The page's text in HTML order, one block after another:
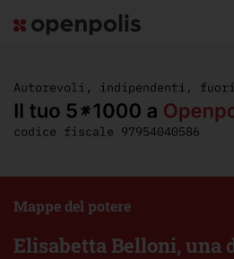
Elisabetta Belloni, una
Mappe del potere